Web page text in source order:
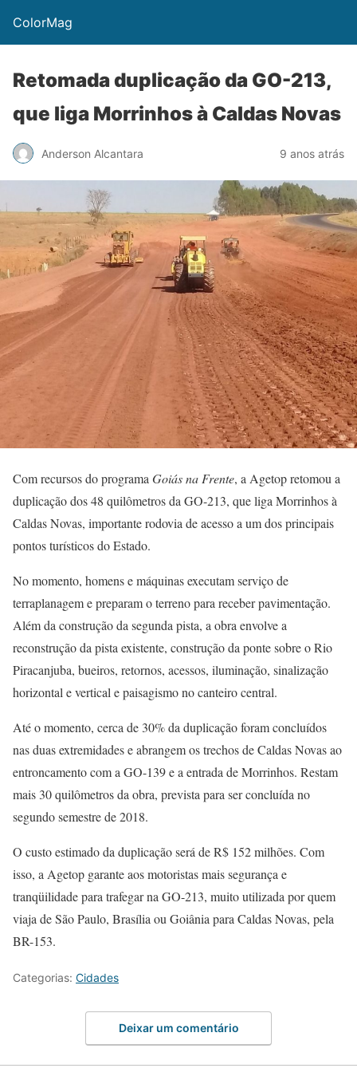
ColorMag
Retomada duplicação da GO-213,
que liga Morrinhos à Caldas Novas
Anderson Alcantara 9 anos atrás
Com recursos do programa Goiás na Frente, a Agetop retomou a
duplicação dos 48 quilômetros da GO-213, que liga Morrinhos à
Caldas Novas, importante rodovia de acesso a um dos principais
pontos turísticos do Estado.
No momento, homens e máquinas executam serviço de
terraplanagem e preparam o terreno para receber pavimentação.
Além da construção da segunda pista, a obra envolve a
reconstrução da pista existente, construção da ponte sobre o Rio
Piracanjuba, bueiros, retornos, acessos, iluminação, sinalização
horizontal e vertical e paisagismo no canteiro central.
Até o momento, cerca de 30% da duplicação foram concluídos
nas duas extremidades e abrangem os trechos de Caldas Novas ao
entroncamento com a GO-139 e a entrada de Morrinhos. Restam
mais 30 quilômetros da obra, prevista para ser concluída no
segundo semestre de 2018.
O custo estimado da duplicação será de R$ 152 milhões. Com
isso, a Agetop garante aos motoristas mais segurança e
tranqüilidade para trafegar na GO-213, muito utilizada por quem
viaja de São Paulo, Brasília ou Goiânia para Caldas Novas, pela
BR-153.
Categorias: Cidades
Deixar um comentário